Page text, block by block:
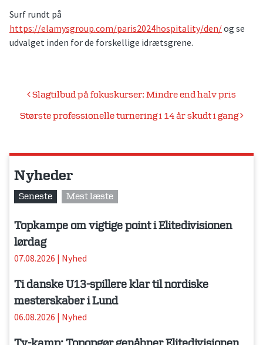
Surf rundt på
https://elamysgroup.com/paris2024hospitality/den/og se
udvalget inden for de forskellige idrætsgrene.
Indlægsnavigation
Slagtilbud på fokuskurser: Mindre end halv pris
Største professionelle turnering i 14 år skudt i gang
Nyheder
Seneste Mest læste
Topkampe om vigtige point i Elitedivisionen
lørdag
07.08.2026 | Nyhed
Ti danske U13-spillere klar til nordiske
mesterskaber i Lund
06.08.2026 | Nyhed